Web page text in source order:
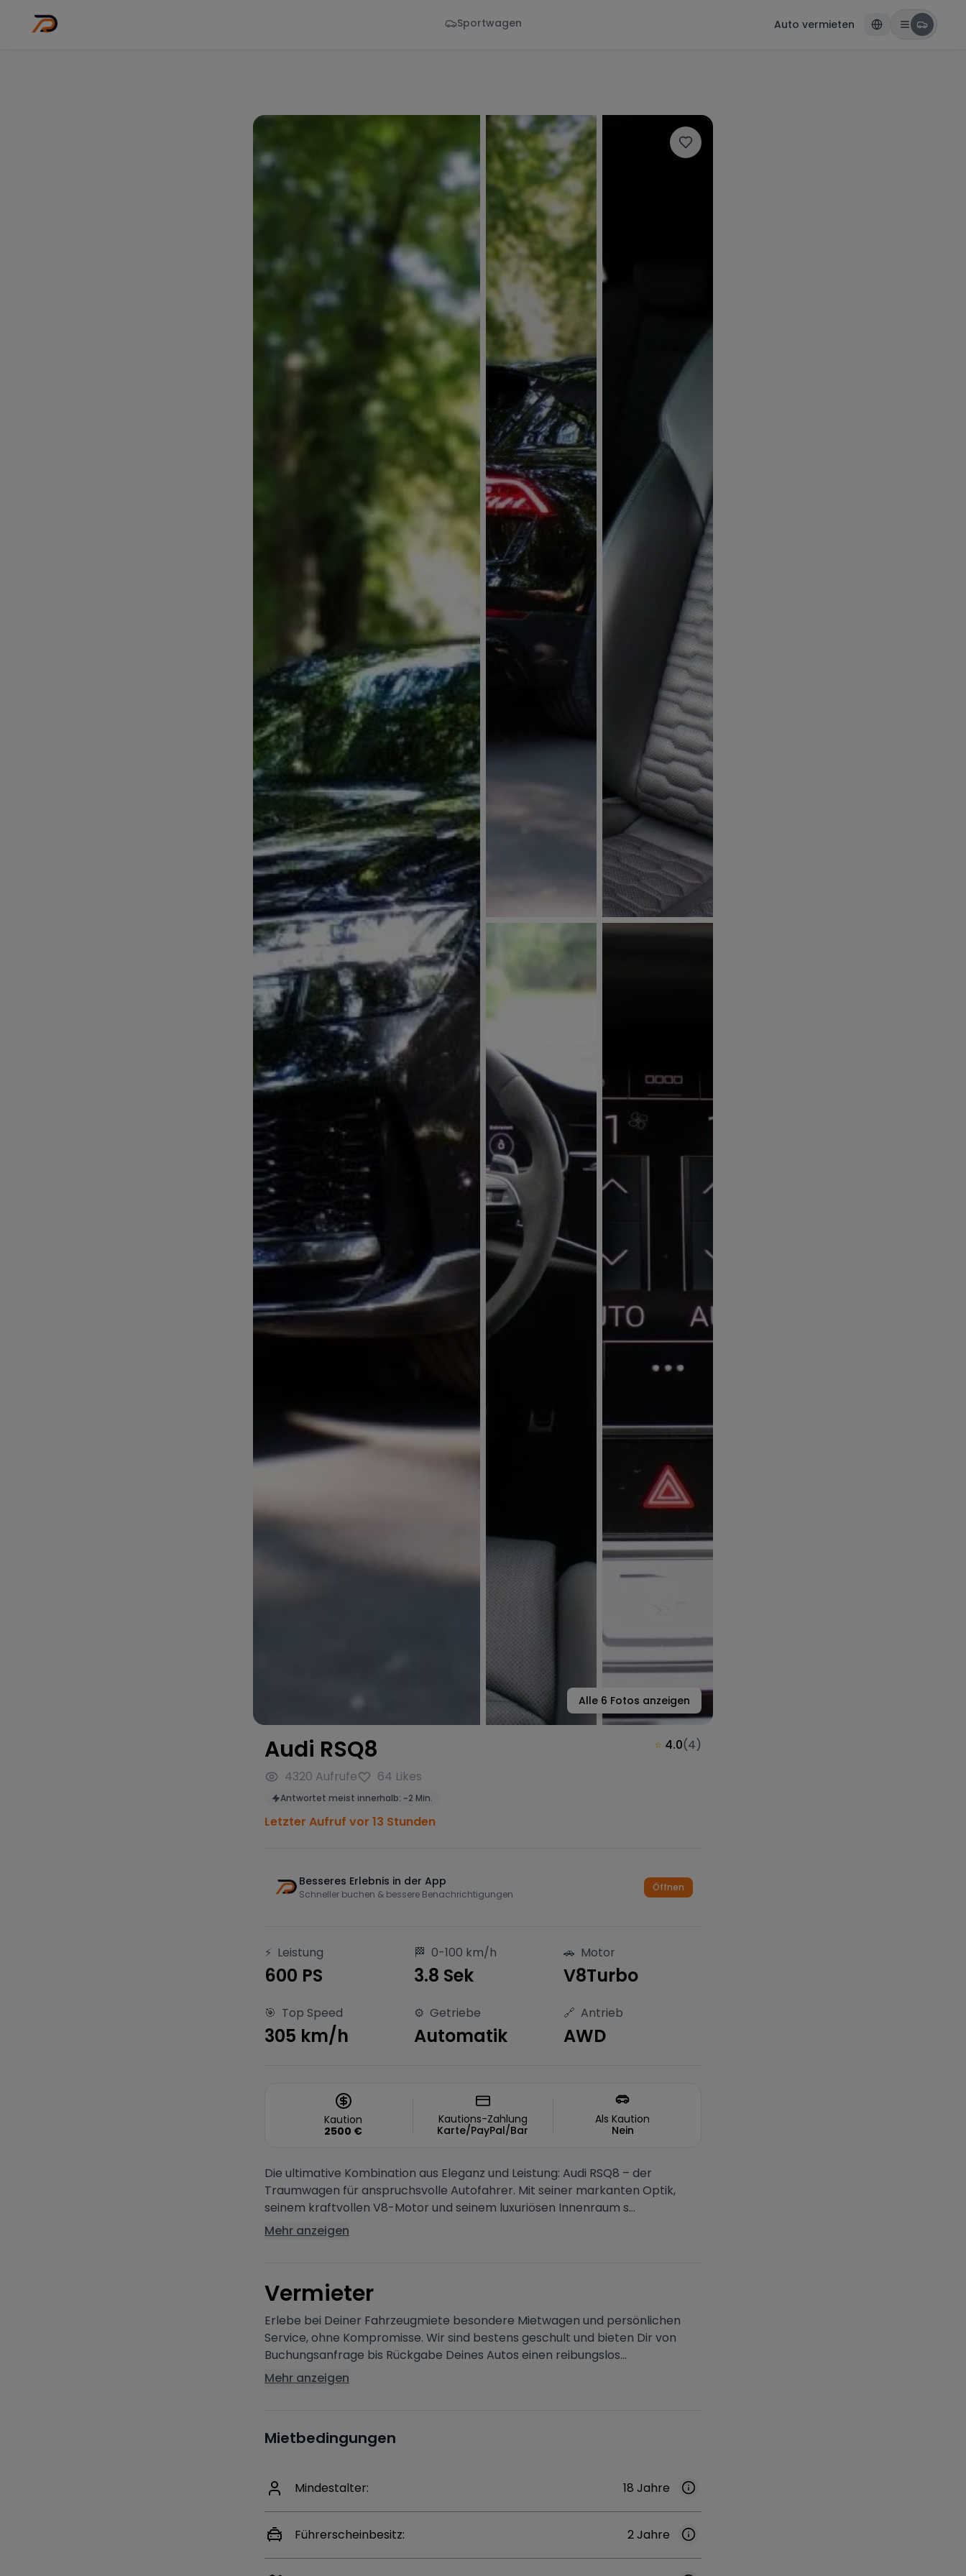
Sportwagen Auto vermieten
Alle 6 Fotos anzeigen
Audi RSQ8
4320 Aufrufe 64 Likes
Antwortet meist innerhalb: ~2 Min.
⭐ 4.0(4)
Letzter Aufruf vor 13 Stunden
Besseres Erlebnis in der App
Schneller buchen & bessere Benachrichtigungen
Öffnen
⚡ Leistung
600 PS
🏁 0-100 km/h
3.8 Sek
🚗 Motor
V8Turbo
🎯 Top Speed
305 km/h
⚙️ Getriebe
Automatik
🔗 Antrieb
AWD
Kaution
2500 €
Kautions-Zahlung
Karte/PayPal/Bar
Als Kaution
Nein
Die ultimative Kombination aus Eleganz und Leistung: Audi RSQ8 – der
Traumwagen für anspruchsvolle Autofahrer. Mit seiner markanten Optik,
seinem kraftvollen V8-Motor und seinem luxuriösen Innenraum s...
Mehr anzeigen
Vermieter
Erlebe bei Deiner Fahrzeugmiete besondere Mietwagen und persönlichen
Service, ohne Kompromisse. Wir sind bestens geschult und bieten Dir von
Buchungsanfrage bis Rückgabe Deines Autos einen reibungslos...
Mehr anzeigen
Mietbedingungen
Mindestalter: 18 Jahre
Führerscheinbesitz: 2 Jahre